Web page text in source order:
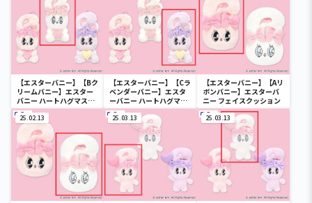
【エスターバニー】【Bク
リームバニー】エスター
バニー ハートハグマスコ
ット
【エスターバニー】【Cラ
ベンダーバニー】エスタ
ーバニー ハートハグマス
コット
【エスターバニー】【Aリ
ボンバニー】エスターバ
ニー フェイスクッション
25.02.13 25.03.13 25.03.13